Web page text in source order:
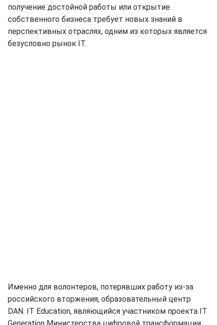
получение достойной работы или открытие
собственного бизнеса требует новых знаний в
перспективных отраслях, одним из которых является
безусловно рынок IT.
Именно для волонтеров, потерявших работу из-за
российского вторжения, образовательный центр
DAN. IT Education, являющийся участником проекта IT
Generation Министерства цифровой трансформации,